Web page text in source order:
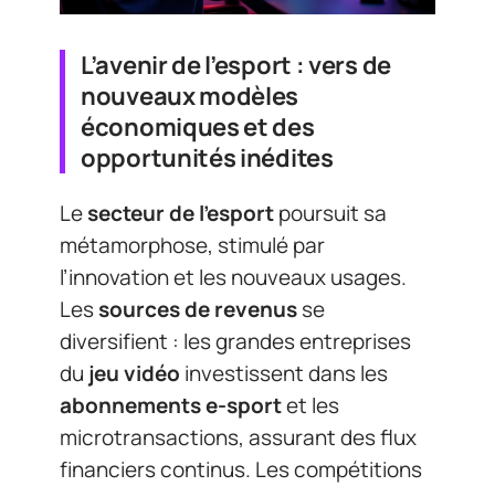
L’avenir de l’esport : vers de
nouveaux modèles
économiques et des
opportunités inédites
Lesecteur de l’esportpoursuit sa
métamorphose, stimulé par
l’innovation et les nouveaux usages.
Lessources de revenusse
diversifient : les grandes entreprises
du jeu vidéo investissent dans les
abonnements e-sportet les
microtransactions, assurant des flux
financiers continus. Les compétitions